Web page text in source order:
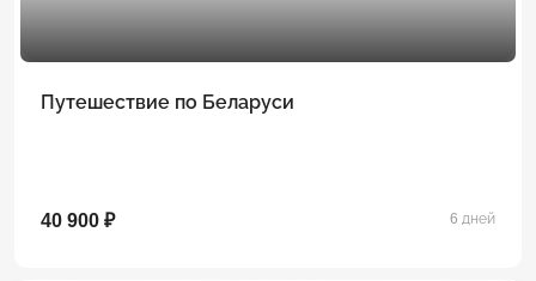
Путешествие по Беларуси
40 900 ₽ 6 дней